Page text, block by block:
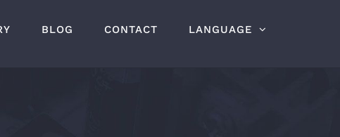
BLOG CONTACT LANGUAGE